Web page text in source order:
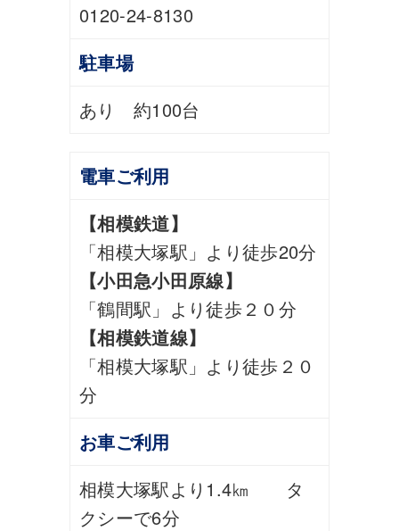
0120-24-8130
駐車場
あり 約100台
電車ご利用
【相模鉄道】
「相模大塚駅」より徒歩20分
【小田急小田原線】
「鶴間駅」より徒歩２０分
【相模鉄道線】
「相模大塚駅」より徒歩２０
分
お車ご利用
相模大塚駅より1.4㎞ タ
クシーで6分